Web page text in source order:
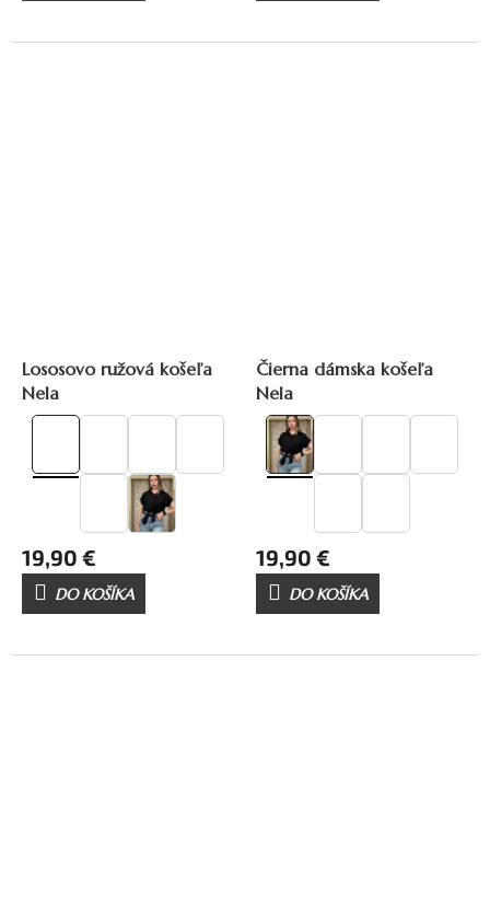
Lososovo ružová košeľa
Nela
19,90 €
DO KOŠÍKA
Čierna dámska košeľa
Nela
19,90 €
DO KOŠÍKA